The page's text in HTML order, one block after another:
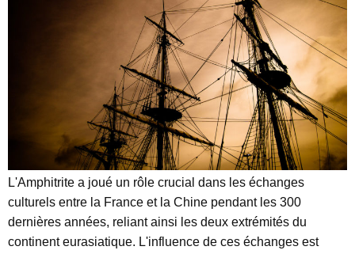
L'Amphitrite a joué un rôle crucial dans les échanges
culturels entre la France et la Chine pendant les 300
dernières années, reliant ainsi les deux extrémités du
continent eurasiatique. L'influence de ces échanges est